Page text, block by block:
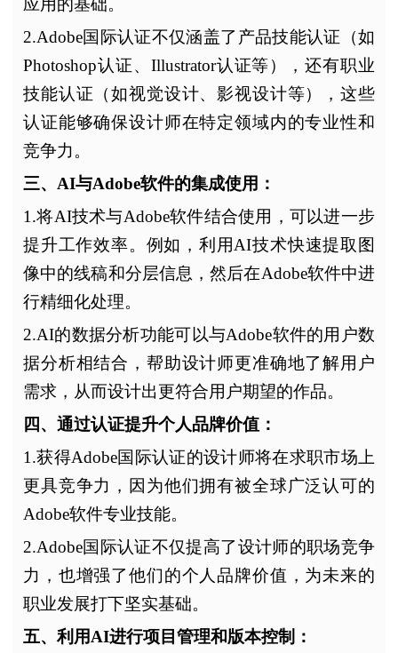
应用的基础。
2.Adobe国际认证不仅涵盖了产品技能认证（如
Photoshop认证、Illustrator认证等），还有职业
技能认证（如视觉设计、影视设计等），这些
认证能够确保设计师在特定领域内的专业性和
竞争力。
三、AI与Adobe软件的集成使用：
1.将AI技术与Adobe软件结合使用，可以进一步
提升工作效率。例如，利用AI技术快速提取图
像中的线稿和分层信息，然后在Adobe软件中进
行精细化处理。
2.AI的数据分析功能可以与Adobe软件的用户数
据分析相结合，帮助设计师更准确地了解用户
需求，从而设计出更符合用户期望的作品。
四、通过认证提升个人品牌价值：
1.获得Adobe国际认证的设计师将在求职市场上
更具竞争力，因为他们拥有被全球广泛认可的
Adobe软件专业技能。
2.Adobe国际认证不仅提高了设计师的职场竞争
力，也增强了他们的个人品牌价值，为未来的
职业发展打下坚实基础。
五、利用AI进行项目管理和版本控制：